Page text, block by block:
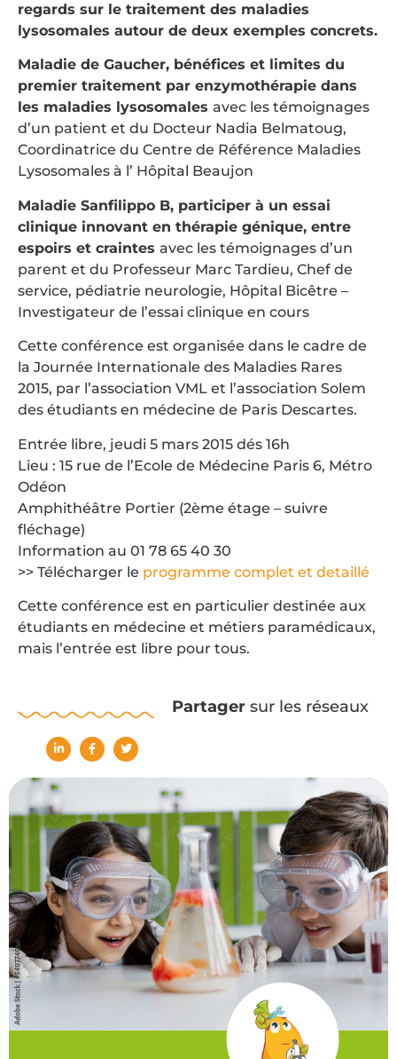
regards sur le traitement des maladies
lysosomales autour de deux exemples concrets.
Maladie de Gaucher, bénéfices et limites du
premier traitement par enzymothérapie dans
les maladies lysosomales avec les témoignages
d’un patient et du Docteur Nadia Belmatoug,
Coordinatrice du Centre de Référence Maladies
Lysosomales à l’ Hôpital Beaujon
Maladie Sanfilippo B, participer à un essai
clinique innovant en thérapie génique, entre
espoirs et craintes avec les témoignages d’un
parent et du Professeur Marc Tardieu, Chef de
service, pédiatrie neurologie, Hôpital Bicêtre –
Investigateur de l’essai clinique en cours
Cette conférence est organisée dans le cadre de
la Journée Internationale des Maladies Rares
2015, par l’association VML et l’association Solem
des étudiants en médecine de Paris Descartes.
Entrée libre, jeudi 5 mars 2015 dés 16h
Lieu : 15 rue de l’Ecole de Médecine Paris 6, Métro
Odéon
Amphithéâtre Portier (2ème étage – suivre
fléchage)
Information au 01 78 65 40 30
>> Télécharger le programme complet et detaillé
Cette conférence est en particulier destinée aux
étudiants en médecine et métiers paramédicaux,
mais l’entrée est libre pour tous.
Partagersur les réseaux